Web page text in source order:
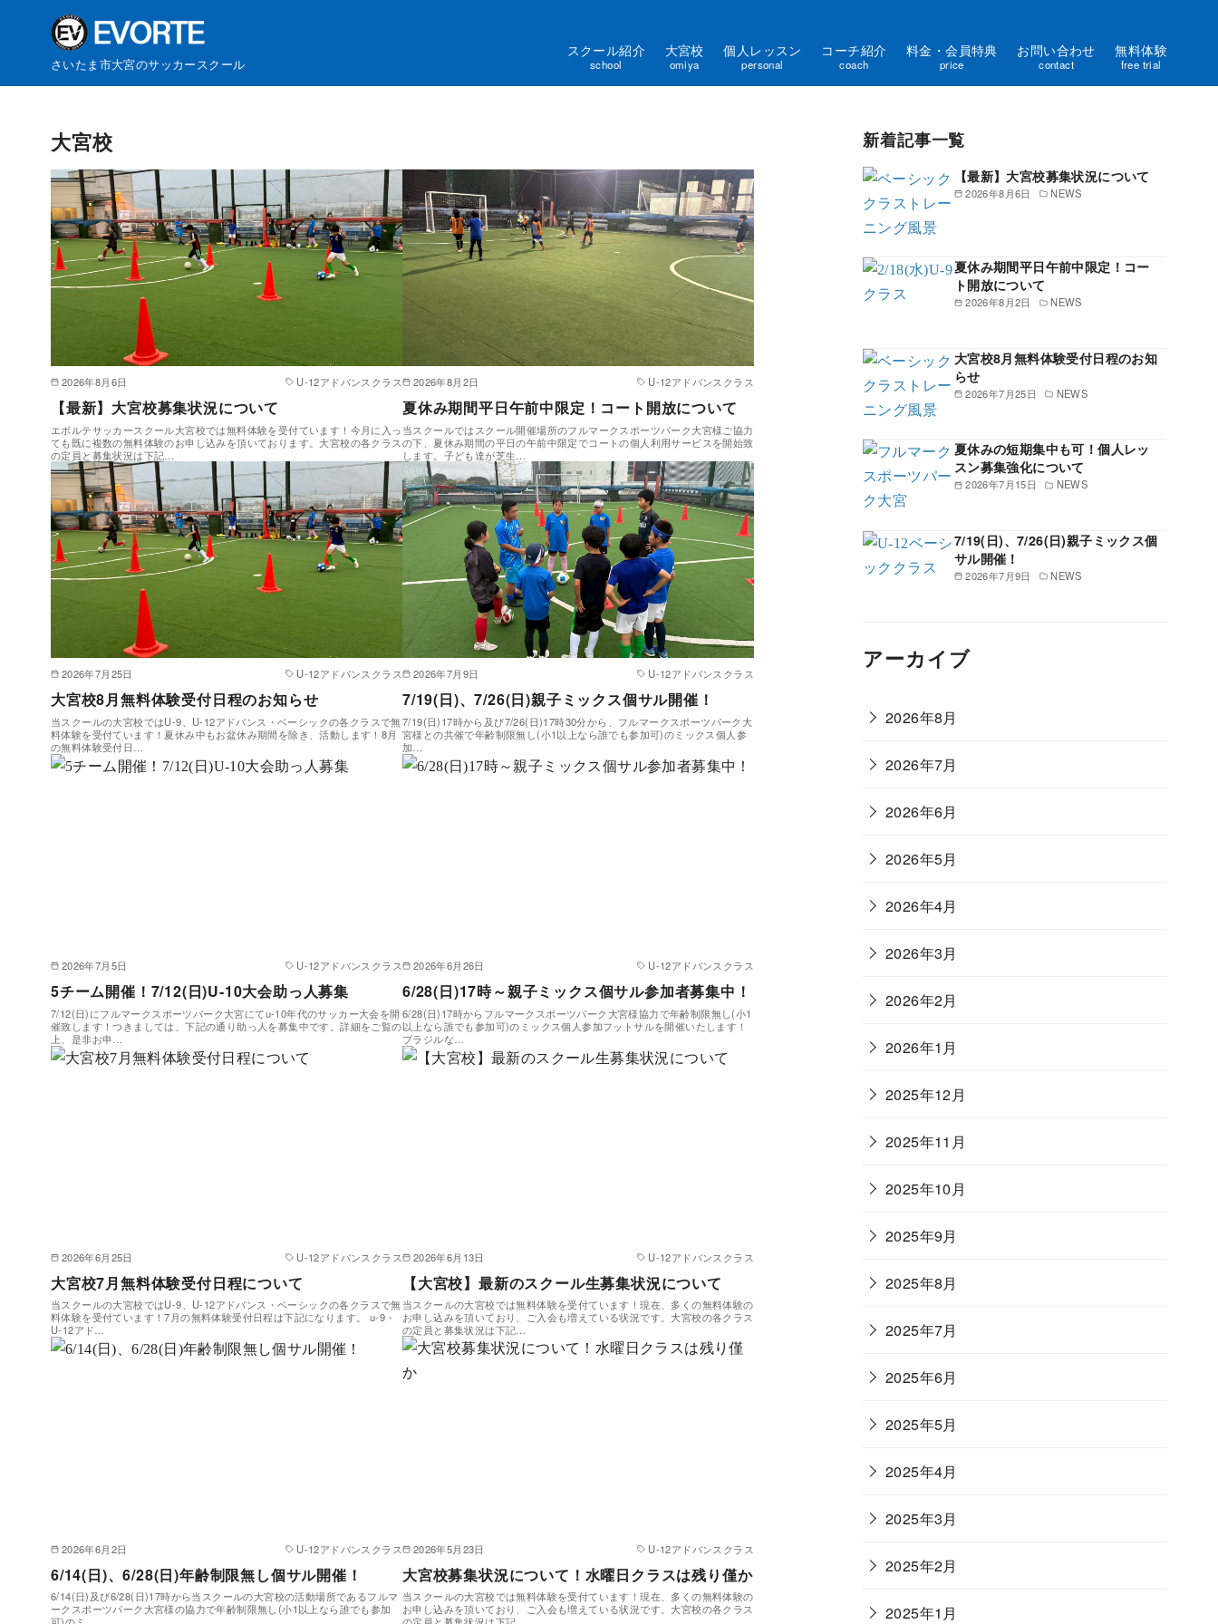
さいたま市大宮のサッカースクール
スクール紹介
school
大宮校
omiya
個人レッスン
personal
コーチ紹介
coach
料金・会員特典
price
お問い合わせ
contact
無料体験
free trial
大宮校
2026年8月6日 U-12アドバンスクラス
【最新】大宮校募集状況について
エボルテサッカースクール大宮校では無料体験を受付ています！今月に入っ
ても既に複数の無料体験のお申し込みを頂いております。大宮校の各クラス
の定員と募集状況は下記…
2026年8月2日 U-12アドバンスクラス
夏休み期間平日午前中限定！コート開放について
当スクールではスクール開催場所のフルマークスポーツパーク大宮様ご協力
の下、夏休み期間の平日の午前中限定でコートの個人利用サービスを開始致
します。子ども達が芝生…
2026年7月25日 U-12アドバンスクラス
大宮校8月無料体験受付日程のお知らせ
当スクールの大宮校ではU-9、U-12アドバンス・ベーシックの各クラスで無
料体験を受付ています！夏休み中もお盆休み期間を除き、活動します！8月
の無料体験受付日…
2026年7月9日 U-12アドバンスクラス
7/19(日)、7/26(日)親子ミックス個サル開催！
7/19(日)17時から及び7/26(日)17時30分から、フルマークスポーツパーク大
宮様との共催で年齢制限無し(小1以上なら誰でも参加可)のミックス個人参
加…
2026年7月5日 U-12アドバンスクラス
5チーム開催！7/12(日)U-10大会助っ人募集
7/12(日)にフルマークスポーツパーク大宮にてu-10年代のサッカー大会を開
催致します！つきましては、下記の通り助っ人を募集中です。詳細をご覧の
上、是非お申…
2026年6月26日 U-12アドバンスクラス
6/28(日)17時～親子ミックス個サル参加者募集中！
6/28(日)17時からフルマークスポーツパーク大宮様協力で年齢制限無し(小1
以上なら誰でも参加可)のミックス個人参加フットサルを開催いたします！
ブラジルな…
2026年6月25日 U-12アドバンスクラス
大宮校7月無料体験受付日程について
当スクールの大宮校ではU-9、U-12アドバンス・ベーシックの各クラスで無
料体験を受付ています！7月の無料体験受付日程は下記になります。 u-9・
U-12アド…
2026年6月13日 U-12アドバンスクラス
【大宮校】最新のスクール生募集状況について
当スクールの大宮校では無料体験を受付ています！現在、多くの無料体験の
お申し込みを頂いており、ご入会も増えている状況です。大宮校の各クラス
の定員と募集状況は下記…
2026年6月2日 U-12アドバンスクラス
6/14(日)、6/28(日)年齢制限無し個サル開催！
6/14(日)及び6/28(日)17時から当スクールの大宮校の活動場所であるフルマ
ークスポーツパーク大宮様の協力で年齢制限無し(小1以上なら誰でも参加
2026年5月23日 U-12アドバンスクラス
大宮校募集状況について！水曜日クラスは残り僅か
当スクールの大宮校では無料体験を受付ています！現在、多くの無料体験の
お申し込みを頂いており、ご入会も増えている状況です。大宮校の各クラス
新着記事一覧
2026年8月6日 NEWS
【最新】大宮校募集状況について
2026年8月2日 NEWS
夏休み期間平日午前中限定！コー
ト開放について
2026年7月25日 NEWS
大宮校8月無料体験受付日程のお知
らせ
2026年7月15日 NEWS
夏休みの短期集中も可！個人レッ
スン募集強化について
2026年7月9日 NEWS
7/19(日)、7/26(日)親子ミックス個
サル開催！
アーカイブ
2026年8月
2026年7月
2026年6月
2026年5月
2026年4月
2026年3月
2026年2月
2026年1月
2025年12月
2025年11月
2025年10月
2025年9月
2025年8月
2025年7月
2025年6月
2025年5月
2025年4月
2025年3月
2025年2月
2025年1月